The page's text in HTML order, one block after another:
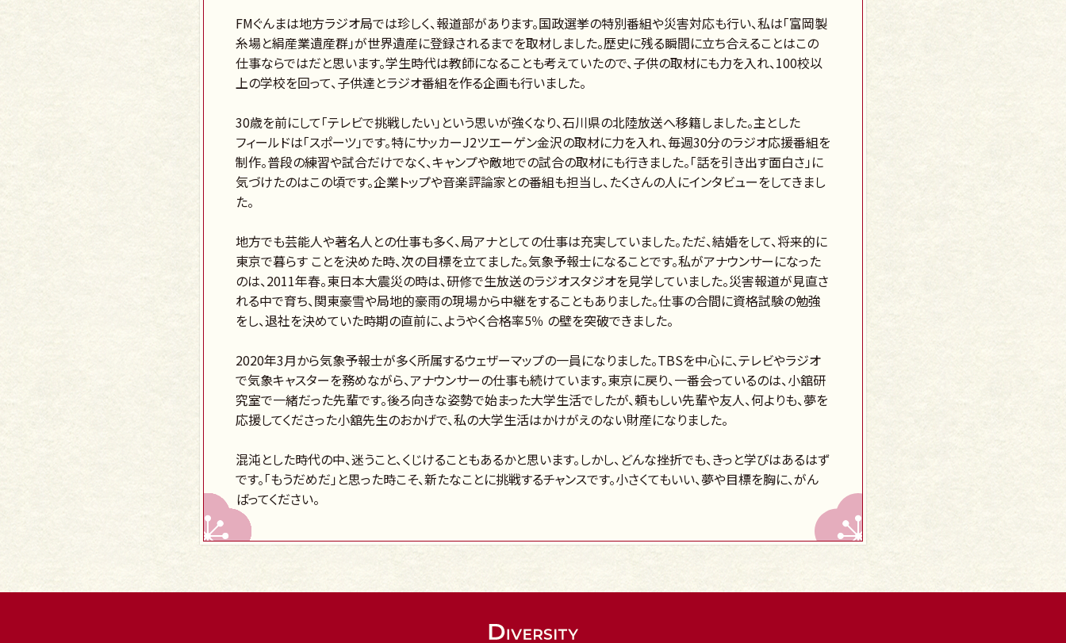
FMぐんまは地方ラジオ局では珍しく、報道部があります。国政選挙の特別番組や災害対応も行い、私は「富岡製
糸場と絹産業遺産群」が世界遺産に登録されるまでを取材しました。歴史に残る瞬間に立ち合えることはこの
仕事ならではだと思います。学生時代は教師になることも考えていたので、子供の取材にも力を入れ、100校以
上の学校を回って、子供達とラジオ番組を作る企画も行いました。
30歳を前にして「テレビで挑戦したい」という思いが強くなり、石川県の北陸放送へ移籍しました。主とした
フィールドは「スポーツ」です。特にサッカーJ2ツエーゲン金沢の取材に力を入れ、毎週30分のラジオ応援番組を
制作。普段の練習や試合だけでなく、キャンプや敵地での試合の取材にも行きました。「話を引き出す面白さ」に
気づけたのはこの頃です。企業トップや音楽評論家との番組も担当し、たくさんの人にインタビューをしてきまし
た。
地方でも芸能人や著名人との仕事も多く、局アナとしての仕事は充実していました。ただ、結婚をして、将来的に
東京で暮らす ことを決めた時、次の目標を立てました。気象予報士になることです。私がアナウンサーになった
のは、2011年春。東日本大震災の時は、研修で生放送のラジオスタジオを見学していました。災害報道が見直さ
れる中で育ち、関東豪雪や局地的豪雨の現場から中継をすることもありました。仕事の合間に資格試験の勉強
をし、退社を決めていた時期の直前に、ようやく合格率5％ の壁を突破できました。
2020年3月から気象予報士が多く所属するウェザーマップの一員になりました。TBSを中心に、テレビやラジオ
で気象キャスターを務めながら、アナウンサーの仕事も続けています。東京に戻り、一番会っているのは、小舘研
究室で一緒だった先輩です。後ろ向きな姿勢で始まった大学生活でしたが、頼もしい先輩や友人、何よりも、夢を
応援してくださった小舘先生のおかげで、私の大学生活はかけがえのない財産になりました。
混沌とした時代の中、迷うこと、くじけることもあるかと思います。しかし、どんな挫折でも、きっと学びはあるはず
です。「もうだめだ」と思った時こそ、新たなことに挑戦するチャンスです。小さくてもいい、夢や目標を胸に、がん
ばってください。